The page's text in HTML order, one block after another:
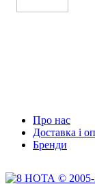
Про нас
Доставка і
Бренди